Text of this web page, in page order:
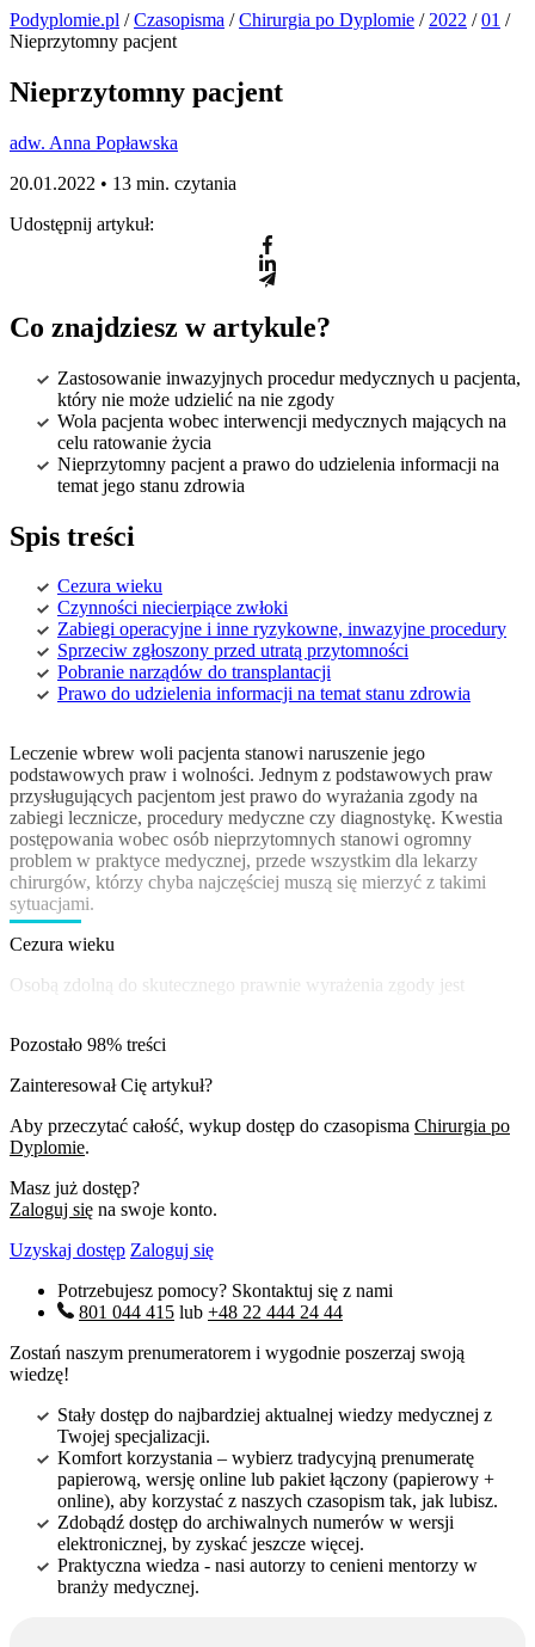
Podyplomie.pl /Czasopisma /Chirurgia po Dyplomie / 2022 /01 /
Nieprzytomny pacjent
Nieprzytomny pacjent
adw. Anna Popławska
20.01.2022 • 13 min. czytania
Udostępnij artykuł:
Co znajdziesz w artykule?
Zastosowanie inwazyjnych procedur medycznych u pacjenta,
który nie może udzielić na nie zgody
Wola pacjenta wobec interwencji medycznych mających na
celu ratowanie życia
Nieprzytomny pacjent a prawo do udzielenia informacji na
temat jego stanu zdrowia
Spis treści
Cezura wieku
Czynności niecierpiące zwłoki
Zabiegi operacyjne i inne ryzykowne, inwazyjne procedury
Sprzeciw zgłoszony przed utratą przytomności
Pobranie narządów do transplantacji
Prawo do udzielenia informacji na temat stanu zdrowia
Leczenie wbrew woli pacjenta stanowi naruszenie jego
podstawowych praw i wolności. Jednym z podstawowych praw
przysługujących pacjentom jest prawo do wyrażania zgody na
zabiegi lecznicze, procedury medyczne czy diagnostykę. Kwestia
postępowania wobec osób nieprzytomnych stanowi ogromny
problem w praktyce medycznej, przede wszystkim dla lekarzy
chirurgów, którzy chyba najczęściej muszą się mierzyć z takimi
sytuacjami.
Cezura wieku
Osobą zdolną do skutecznego prawnie wyrażenia zgody jest
Pozostało 98% treści
Zainteresował Cię artykuł?
Aby przeczytać całość, wykup dostęp do czasopisma Chirurgia po
Dyplomie.
Masz już dostęp?
Zaloguj się na swoje konto.
Uzyskaj dostęp Zaloguj się
Potrzebujesz pomocy? Skontaktuj się z nami
801 044 415 lub +48 22 444 24 44
Zostań naszym prenumeratorem i wygodnie poszerzaj swoją
wiedzę!
Stały dostęp do najbardziej aktualnej wiedzy medycznej z
Twojej specjalizacji.
Komfort korzystania – wybierz tradycyjną prenumeratę
papierową, wersję online lub pakiet łączony (papierowy +
online), aby korzystać z naszych czasopism tak, jak lubisz.
Zdobądź dostęp do archiwalnych numerów w wersji
elektronicznej, by zyskać jeszcze więcej.
Praktyczna wiedza - nasi autorzy to cenieni mentorzy w
branży medycznej.